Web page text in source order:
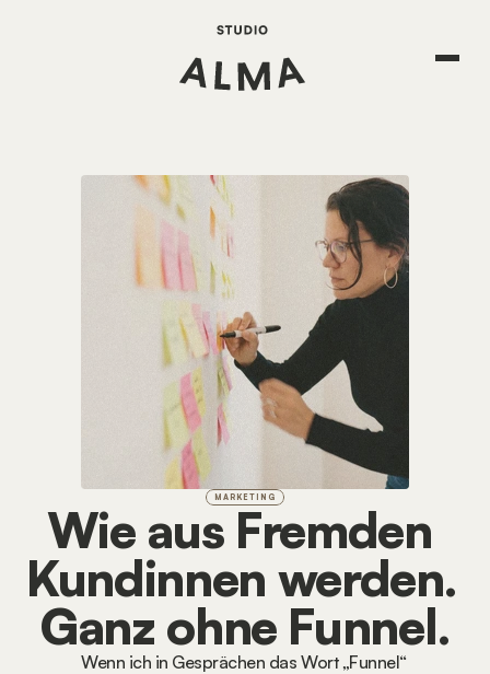
MARKETING
Wie aus Fremden
Kundinnen werden.
Ganz ohne Funnel.
Wenn ich in Gesprächen das Wort „Funnel“